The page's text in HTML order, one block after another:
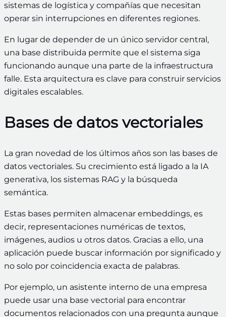
sistemas de logística y compañías que necesitan
operar sin interrupciones en diferentes regiones.
En lugar de depender de un único servidor central,
una base distribuida permite que el sistema siga
funcionando aunque una parte de la infraestructura
falle. Esta arquitectura es clave para construir servicios
digitales escalables.
Bases de datos vectoriales
La gran novedad de los últimos años son las bases de
datos vectoriales. Su crecimiento está ligado a la IA
generativa, los sistemas RAG y la búsqueda
semántica.
Estas bases permiten almacenar embeddings, es
decir, representaciones numéricas de textos,
imágenes, audios u otros datos. Gracias a ello, una
aplicación puede buscar información por significado y
no solo por coincidencia exacta de palabras.
Por ejemplo, un asistente interno de una empresa
puede usar una base vectorial para encontrar
documentos relacionados con una pregunta aunque